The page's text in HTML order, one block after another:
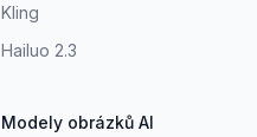
Kling
Hailuo 2.3
Modely obrázků AI